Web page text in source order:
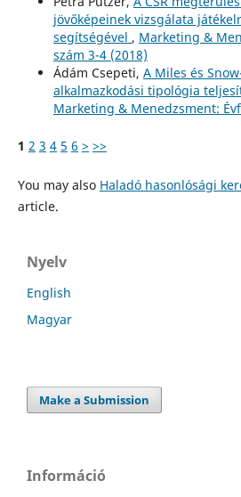
jövőképeinek vizsgálata
segítségével , Marketing &
szám 3-4 (2018)
Ádám Csepeti, A Miles és
alkalmazkodási tipológia
Marketing & Menedzsment:
1 2 3 4 5 6 > >>
You may also Haladó hasonlósági
article.
Nyelv
English
Magyar
Make a Submission
Információ